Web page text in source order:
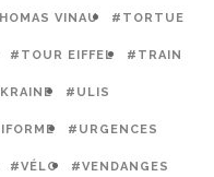
VINAU #TORTUE
#TOUR EIFFEL #TRAIN
#ULIS
#URGENCES
#VÉLO #VENDANGES